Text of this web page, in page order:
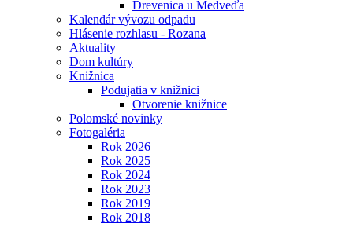
Drevenica u Medveďa
Kalendár vývozu odpadu
Hlásenie rozhlasu - Rozana
Aktuality
Dom kultúry
Knižnica
Podujatia v knižnici
Otvorenie knižnice
Polomské novinky
Fotogaléria
Rok 2026
Rok 2025
Rok 2024
Rok 2023
Rok 2019
Rok 2018